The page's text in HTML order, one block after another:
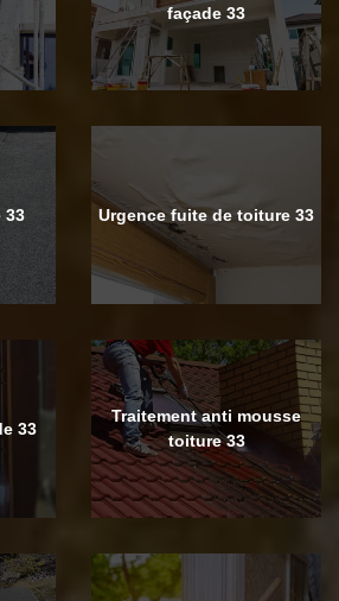
façade 33
33 Urgence fuite de toiture 33
33
Traitement anti mousse
toiture 33